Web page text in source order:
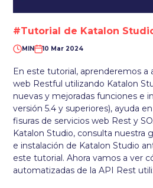
#Tutorial de Katalon
MIN 10 Mar 2024
En este tutorial, aprenderemos a
web Restful utilizando Katalon
nuevas y mejoradas funciones e
versión 5.4 y superiores), ayuda
fisuras de servicios web Rest y
Katalon Studio, consulta nuestra
e instalación de Katalon Studio
este tutorial. Ahora vamos a ver
automatizadas de la API Rest